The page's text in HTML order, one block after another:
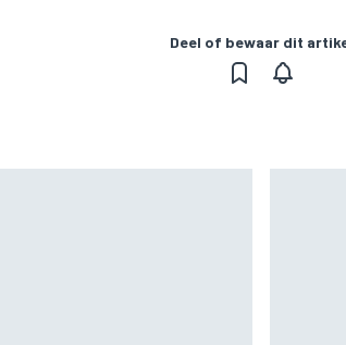
Deel of bewaar dit